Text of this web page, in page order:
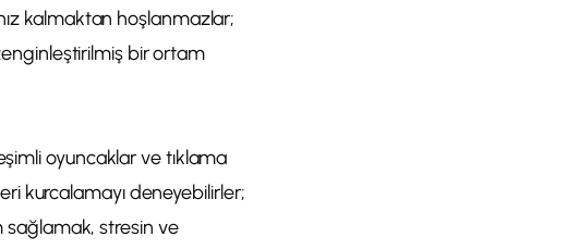
kalmaktan hoşlanmazlar;
bir ortam
oyuncaklar ve tıklama
kurcalamayı deneyebilirler;
sağlamak, stresin ve